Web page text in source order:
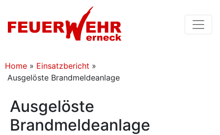
Home » Einsatzbericht »
Ausgelöste Brandmeldeanlage
Ausgelöste
Brandmeldeanlage